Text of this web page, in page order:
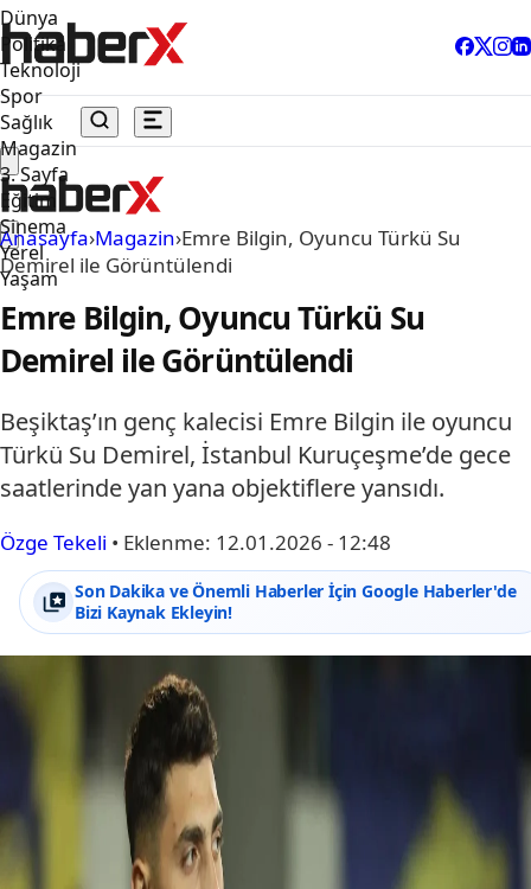
Dünya
Politika
Teknoloji
Spor
Sağlık
Magazin
3. Sayfa
Eğitim
Sinema
Yerel
Yaşam
Anasayfa›Magazin›Emre Bilgin, Oyuncu Türkü Su
Demirel ile Görüntülendi
Emre Bilgin, Oyuncu Türkü Su
Demirel ile Görüntülendi
Beşiktaş’ın genç kalecisi Emre Bilgin ile oyuncu
Türkü Su Demirel, İstanbul Kuruçeşme’de gece
saatlerinde yan yana objektiflere yansıdı.
Özge Tekeli • Eklenme: 12.01.2026 - 12:48
Son Dakika ve Önemli Haberler İçin Google Haberler'de
Bizi Kaynak Ekleyin!